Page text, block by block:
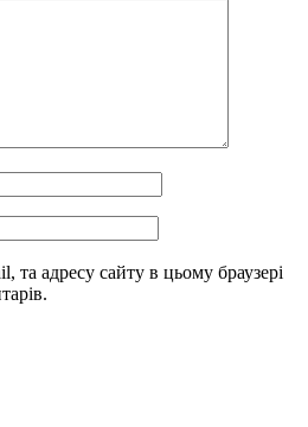
та адресу сайту в цьому браузері